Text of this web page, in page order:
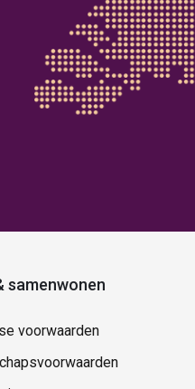
samenwonen
voorwaarden